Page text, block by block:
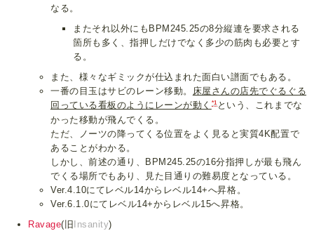
なる。
またそれ以外にもBPM245.25の8分縦連を要求される
箇所も多く、指押しだけでなく多少の筋肉も必要とす
る。
また、様々なギミックが仕込まれた面白い譜面でもある。
一番の目玉はサビのレーン移動。 床屋さんの店先でぐるぐる
回っている看板のようにレーンが動く *1という、これまでな
かった移動が飛んでくる。
ただ、ノーツの降ってくる位置をよく見ると実質4K配置で
あることがわかる。
しかし、前述の通り、BPM245.25の16分指押しが最も飛ん
でくる場所でもあり、見た目通りの難易度となっている。
Ver.4.10にてレベル14からレベル14+へ昇格。
Ver.6.1.0にてレベル14+からレベル15へ昇格。
Ravage(旧Insanity)